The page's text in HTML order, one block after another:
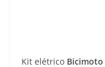
Kit elétrico Bicimoto